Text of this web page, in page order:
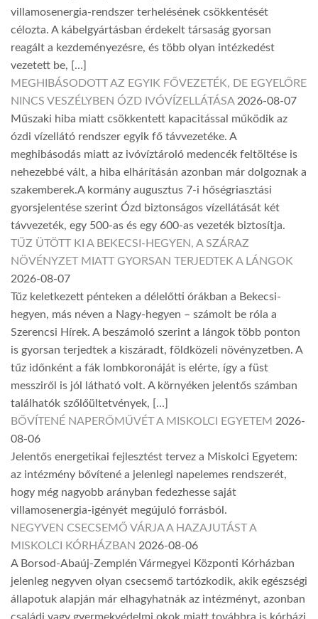
villamosenergia-rendszer terhelésének csökkentését
célozta. A kábelgyártásban érdekelt társaság gyorsan
reagált a kezdeményezésre, és több olyan intézkedést
vezetett be, […]
MEGHIBÁSODOTT AZ EGYIK FŐVEZETÉK, DE EGYELŐRE
NINCS VESZÉLYBEN ÓZD IVÓVÍZELLÁTÁSA 2026-08-07
Műszaki hiba miatt csökkentett kapacitással működik az
ózdi vízellátó rendszer egyik fő távvezetéke. A
meghibásodás miatt az ivóvíztároló medencék feltöltése is
nehezebbé vált, a hiba elhárításán azonban már dolgoznak a
szakemberek.A kormány augusztus 7-i hőségriasztási
gyorsjelentése szerint Ózd biztonságos vízellátását két
távvezeték, egy 500-as és egy 600-as vezeték biztosítja.
TŰZ ÜTÖTT KI A BEKECSI-HEGYEN, A SZÁRAZ
NÖVÉNYZET MIATT GYORSAN TERJEDTEK A LÁNGOK
2026-08-07
Tűz keletkezett pénteken a délelőtti órákban a Bekecsi-
hegyen, más néven a Nagy-hegyen – számolt be róla a
Szerencsi Hírek. A beszámoló szerint a lángok több ponton
is gyorsan terjedtek a kiszáradt, földközeli növényzetben. A
tűz időnként a fák lombkoronáját is elérte, így a füst
messziről is jól látható volt. A környéken jelentős számban
találhatók szőlőültetvények, […]
BŐVÍTENÉ NAPERŐMŰVÉT A MISKOLCI EGYETEM 2026-
08-06
Jelentős energetikai fejlesztést tervez a Miskolci Egyetem:
az intézmény bővítené a jelenlegi napelemes rendszerét,
hogy még nagyobb arányban fedezhesse saját
villamosenergia-igényét megújuló forrásból.
NEGYVEN CSECSEMŐ VÁRJA A HAZAJUTÁST A
MISKOLCI KÓRHÁZBAN 2026-08-06
A Borsod-Abaúj-Zemplén Vármegyei Központi Kórházban
jelenleg negyven olyan csecsemő tartózkodik, akik egészségi
állapotuk alapján már elhagyhatnák az intézményt, azonban